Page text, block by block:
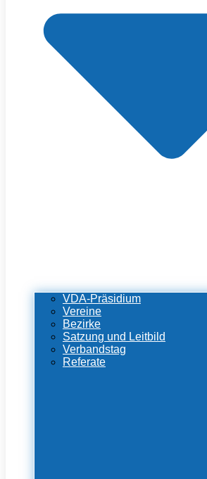
VDA-Präsidium
Vereine
Bezirke
Satzung und Leitbild
Verbandstag
Referate